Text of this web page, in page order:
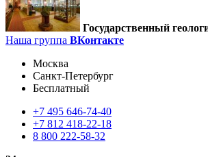
Государственный
Наша группа ВКонтакте
Москва
Санкт-Петербург
Бесплатный
+7 495 646-74-40
+7 812 418-22-18
8 800 222-58-32